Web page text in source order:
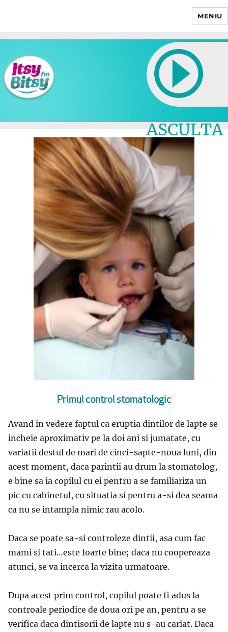
MENIU
ASCULTA
LIVE
Primul control stomatologic
Avand in vedere faptul ca eruptia dintilor de lapte se
incheie aproximativ pe la doi ani si jumatate, cu
variatii destul de mari de cinci-sapte-noua luni, din
acest moment, daca parintii au drum la stomatolog,
e bine sa ia copilul cu ei pentru a se familiariza un
pic cu cabinetul, cu situatia si pentru a-si dea seama
ca nu se intampla nimic rau acolo.
Daca se poate sa-si controleze dintii, asa cum fac
mami si tati…este foarte bine; daca nu coopereaza
atunci, se va incerca la vizita urmatoare.
Dupa acest prim control, copilul poate fi adus la
controale periodice de doua ori pe an, pentru a se
verifica daca dintisorii de lapte nu s-au cariat. Daca